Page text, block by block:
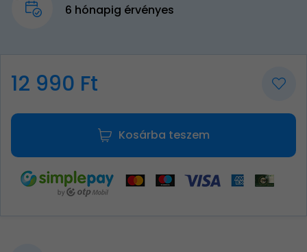
6 hónapig érvényes
12 990 Ft
Kosárba teszem